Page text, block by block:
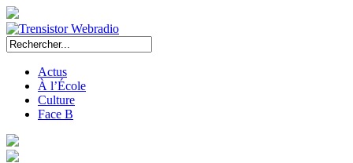
Actus
À l’École
Culture
Face B